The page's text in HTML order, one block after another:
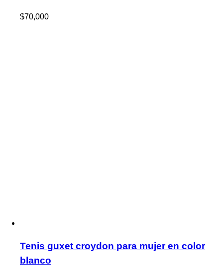
$70,000
Tenis guxet croydon para mujer en color
blanco